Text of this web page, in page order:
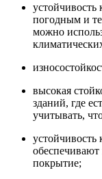
погодным и
можно
высокая
зданий, где
учитывать,
покрытие;